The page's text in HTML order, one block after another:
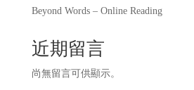
Beyond Words – Online Reading
近期留言
尚無留言可供顯示。